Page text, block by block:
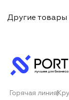
Другие товары
Горячая линия